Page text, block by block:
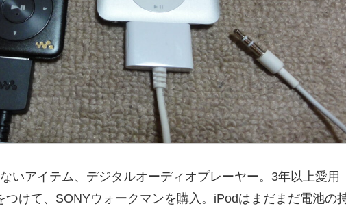
いアイテム、デジタルオーディオプレーヤー。3年以上愛用
つけて、SONYウォークマンを購入。iPodはまだまだ電池の